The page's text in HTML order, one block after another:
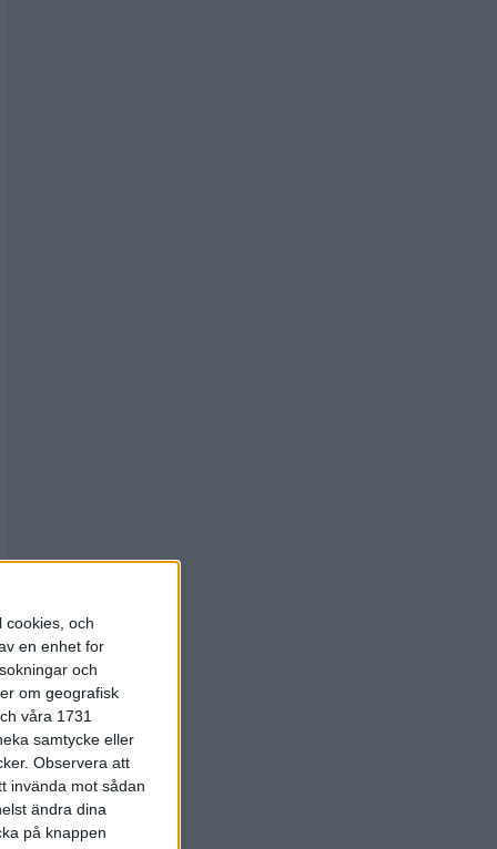
cookies, och
en enhet for
och
om geografisk
våra 1731
samtycke eller
Observera att
invända mot sådan
ändra dina
på knappen